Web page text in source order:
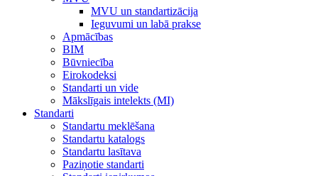
MVU un standartizācija
Ieguvumi un labā prakse
Apmācības
BIM
Būvniecība
Eirokodeksi
Standarti un vide
Mākslīgais intelekts (MI)
Standarti
Standartu meklēšana
Standartu katalogs
Standartu lasītava
Paziņotie standarti